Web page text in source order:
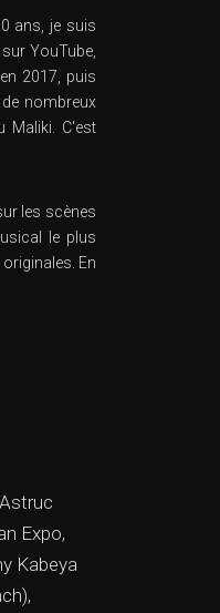
ans, je suis
YouTube,
2017, puis
nombreux
Maliki. C'est
les scènes
le plus
En
Expo,
Kabeya